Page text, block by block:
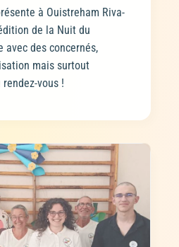
à Ouistreham Riva-
de la Nuit du
avec des concernés,
mais surtout
vous !